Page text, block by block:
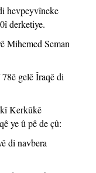
hevpeyvîneke
derketiye.
Mihemed Seman
gelê Îraqê di
Kerkûkê
ye û pê de çû:
di navbera